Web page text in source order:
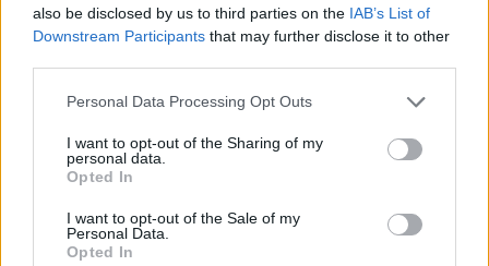
also be disclosed by us to third parties on the IAB’s List of
Downstream Participants that may further disclose it to other
Personal Data Processing Opt Outs
I want to opt-out of the Sharing of my
personal data.
Opted In
I want to opt-out of the Sale of my
Personal Data.
Opted In
FOTO/ Perez nis
“gjuetinë”, kërkohet një
“bomber” i ri. Nga Mbappe
te Haaland, sa shumë yje
Madrid-Barcelona: “El
clasico” në finale,